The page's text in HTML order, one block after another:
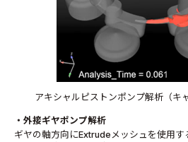
アキシャルピストンポンプ解析（キ
・外接ギヤポンプ解析
ギヤの軸方向にExtrudeメッシュを使用す